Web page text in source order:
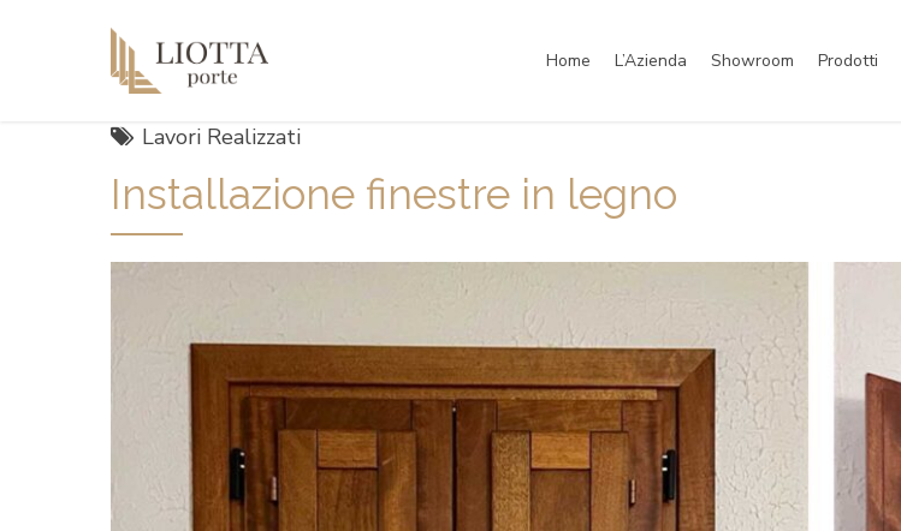
Home L’Azienda Showroom Prodotti
Lavori Realizzati
Installazione finestre in legno